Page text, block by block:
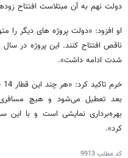
دولت نهم به آن مبتلاست افتتاح
او افزود: «دولت پروژه های دیگر را
شدت ادامه داشت».
بعد تعطیل می‌شود و هیچ مسافری
بهره‌برداری نمایشی است و با
کرد».
کد مطلب9913